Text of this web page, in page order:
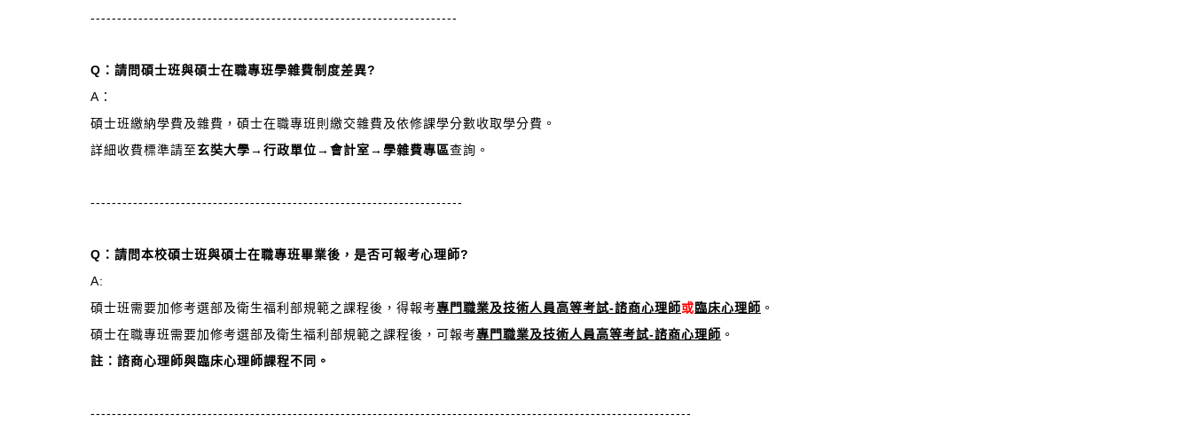
---------------------------------------------------------------------
Q ：請問碩士班與碩士在職專班學雜費制度差異?
A：
碩士班繳納學費及雜費，碩士在職專班則繳交雜費及依修課學分數收取學分費。
詳細收費標準請至玄奘大學→行政單位→會計室→學雜費專區查詢。
----------------------------------------------------------------------
Q ：請問本校碩士班與碩士在職專班畢業後，是否可報考心理師?
A:
碩士班需要加修考選部及衛生福利部規範之課程後，得報考專門職業及技術人員高等考試-諮商心理師或臨床心理師 。
碩士在職專班需要加修考選部及衛生福利部規範之課程後，可報考專門職業及技術人員高等考試-諮商心理師 。
註：諮商心理師與臨床心理師課程不同。
-----------------------------------------------------------------------------------------------------------------